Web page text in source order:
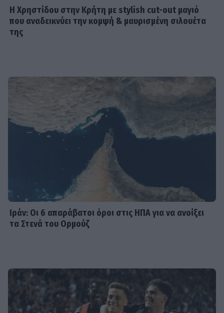
MEDIA
Κανακαρά: Τι σημαίνει ο τίτλος της
νέας σειράς του Mega - Το ιδιαίτερο
Λυδία Κονιόρδου: «Δεν νιώθω ότι
έχω κάνει κάποια καριέρα»
Για Σένα spoiler: Στους πέντε
δρόμους η Αλίκη - Της γυρίζουν όλοι
την πλάτη
και του Αλέκου Αλεξανδράκη
MEDIA
Η Χρηστίδου στην Κρήτη με stylish cut-out μαγιό
που αναδεικνύει την κομψή & μαυρισμένη σιλουέτα
της
Ιράν: Οι 6 απαράβατοι όροι στις ΗΠΑ για να ανοίξει
τα Στενά του Ορμούζ